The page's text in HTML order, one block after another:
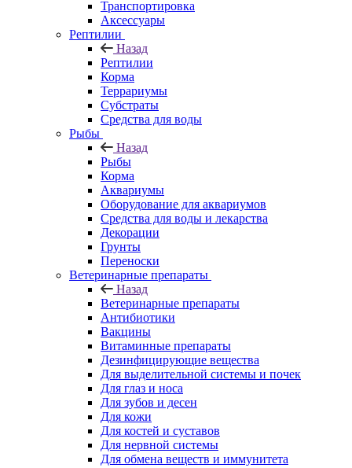
Транспортировка
Аксессуары
Рептилии
Назад
Рептилии
Корма
Террариумы
Субстраты
Средства для воды
Рыбы
Назад
Рыбы
Корма
Аквариумы
Оборудование для аквариумов
Средства для воды и лекарства
Декорации
Грунты
Переноски
Ветеринарные препараты
Назад
Ветеринарные препараты
Антибиотики
Вакцины
Витаминные препараты
Дезинфицирующие вещества
Для выделительной системы и почек
Для глаз и носа
Для зубов и десен
Для кожи
Для костей и суставов
Для нервной системы
Для обмена веществ и иммунитета